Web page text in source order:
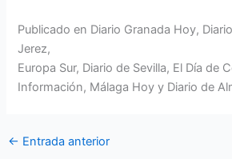
Publicado en Diario Granada Hoy,
Jerez,
Europa Sur, Diario de Sevilla, El Día de
Información, Málaga Hoy y Diario de
← Entrada anterior